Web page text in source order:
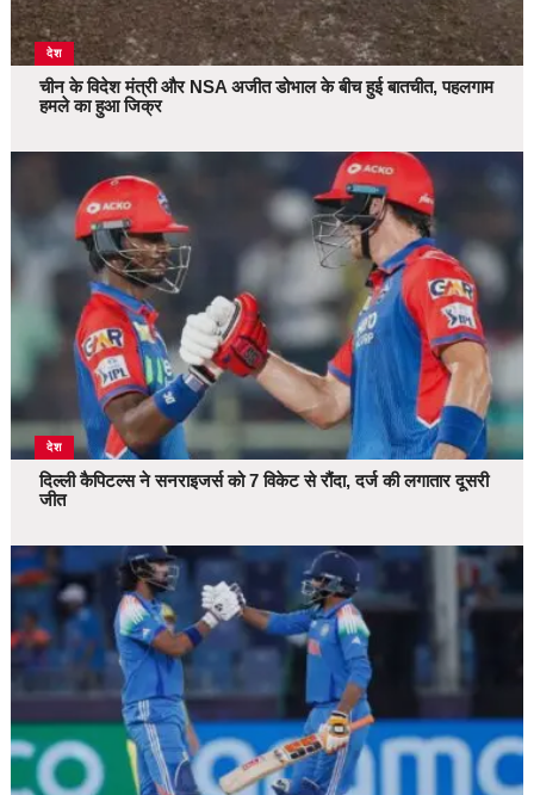
देश
चीन के विदेश मंत्री और NSA अजीत डोभाल के बीच हुई बातचीत, पहलगाम
हमले का हुआ जिक्र
देश
दिल्ली कैपिटल्स ने सनराइजर्स को 7 विकेट से रौंदा, दर्ज की लगातार दूसरी
जीत